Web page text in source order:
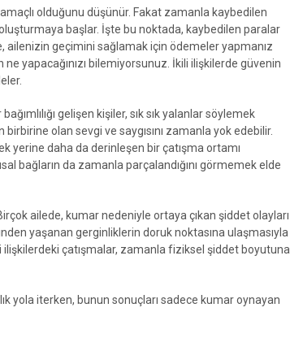
olduğunu düşünür. Fakat zamanla kaybedilen
başlar. İşte bu noktada, kaybedilen paralar
ailenizin geçimini sağlamak için ödemeler yapmanız
yapacağınızı bilemiyorsunuz. İkili ilişkilerde güvenin
gelişen kişiler, sık sık yalanlar söylemek
olan sevgi ve saygısını zamanla yok edebilir.
yerine daha da derinleşen bir çatışma ortamı
bağların da zamanla parçalandığını görmemek elde
ailede, kumar nedeniyle ortaya çıkan şiddet olayları
yaşanan gerginliklerin doruk noktasına ulaşmasıyla
ilişkilerdeki çatışmalar, zamanla fiziksel şiddet boyutuna
yola iterken, bunun sonuçları sadece kumar oynayan